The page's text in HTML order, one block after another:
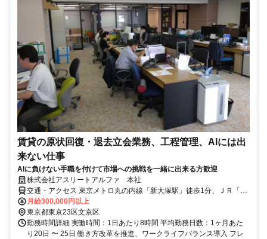
賃貸の原状回復・退去立会業務、工程管理、AIには出
来ない仕事
AIに負けない手職を付けて市場への挑戦を一緒に出来る方歓迎
株式会社アスリートアルファ 本社
交通・アクセス 東京メトロ丸の内線「新大塚駅」徒歩1分、ＪＲ「大
塚駅」徒歩9分
月給300,000円以上
東京都東京23区文京区
勤務時間詳細 実働時間：1日あたり8時間 平均勤務日数：1ヶ月あた
り20日 〜 25日 働き方改革を推進、ワークライフバランス導入 フレ